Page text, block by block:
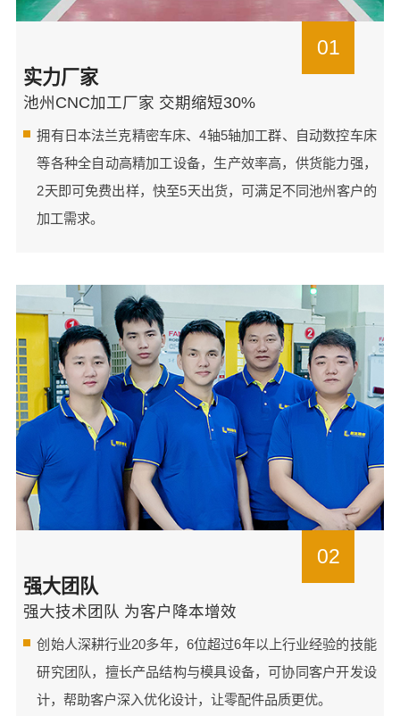
01
实力厂家
池州CNC加工厂家 交期缩短30%
拥有日本法兰克精密车床、4轴5轴加工群、自动数控车床
等各种全自动高精加工设备，生产效率高，供货能力强，
2天即可免费出样，快至5天出货，可满足不同池州客户的
加工需求。
02
强大团队
强大技术团队 为客户降本增效
创始人深耕行业20多年，6位超过6年以上行业经验的技能
研究团队，擅长产品结构与模具设备，可协同客户开发设
计，帮助客户深入优化设计，让零配件品质更优。